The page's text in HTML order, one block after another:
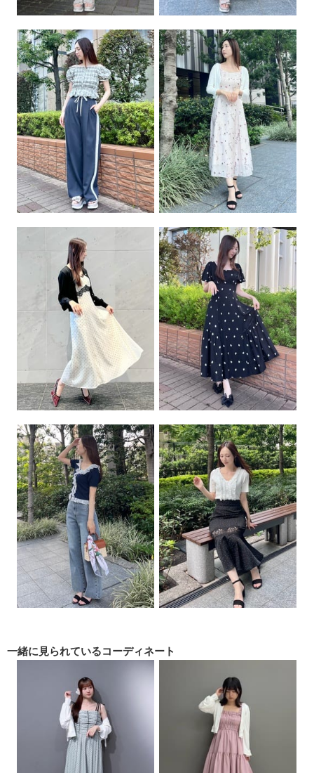
一緒に見られているコーディネート